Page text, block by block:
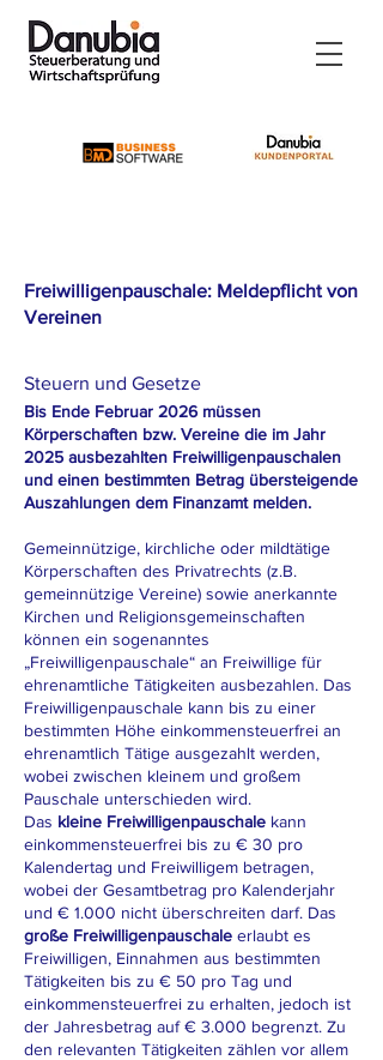
Freiwilligenpauschale: Meldepflicht von
Vereinen
Steuern und Gesetze
Bis Ende Februar 2026 müssen
Körperschaften bzw. Vereine die im Jahr
2025 ausbezahlten Freiwilligenpauschalen
und einen bestimmten Betrag übersteigende
Auszahlungen dem Finanzamt melden.
Gemeinnützige, kirchliche oder mildtätige
Körperschaften des Privatrechts (z.B.
gemeinnützige Vereine) sowie anerkannte
Kirchen und Religionsgemeinschaften
können ein sogenanntes
„Freiwilligenpauschale“ an Freiwillige für
ehrenamtliche Tätigkeiten ausbezahlen. Das
Freiwilligenpauschale kann bis zu einer
bestimmten Höhe einkommensteuerfrei an
ehrenamtlich Tätige ausgezahlt werden,
wobei zwischen kleinem und großem
Pauschale unterschieden wird.
Das kleine Freiwilligenpauschale kann
einkommensteuerfrei bis zu € 30 pro
Kalendertag und Freiwilligem betragen,
wobei der Gesamtbetrag pro Kalenderjahr
und € 1.000 nicht überschreiten darf. Das
große Freiwilligenpauschale erlaubt es
Freiwilligen, Einnahmen aus bestimmten
Tätigkeiten bis zu € 50 pro Tag und
einkommensteuerfrei zu erhalten, jedoch ist
der Jahresbetrag auf € 3.000 begrenzt. Zu
den relevanten Tätigkeiten zählen vor allem